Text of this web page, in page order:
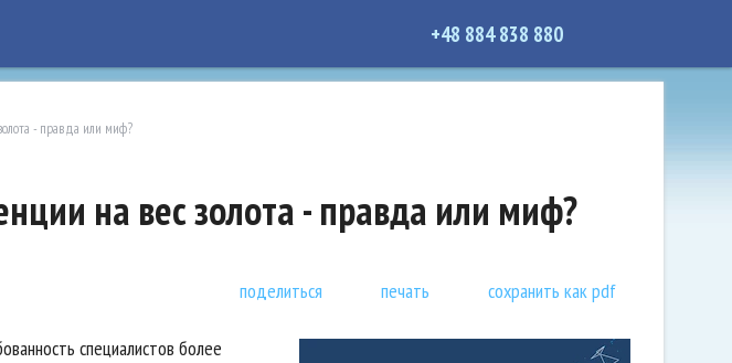
+48 884 838 880
- правда или миф?
на вес золота - правда или миф?
поделиться печать сохранить как pdf
специалистов более